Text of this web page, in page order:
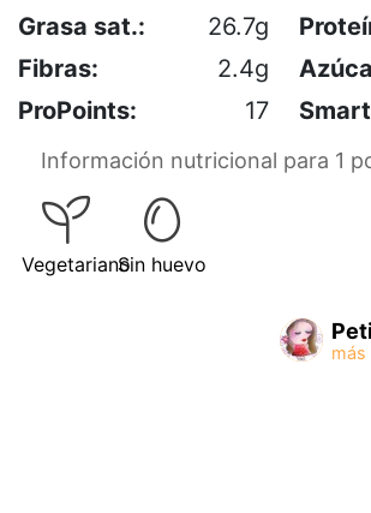
Grasa sat.:
26.7g
Fibras:
2.4g
ProPoints:
17
Información nutricional para 1
VegetarianoSin huevo